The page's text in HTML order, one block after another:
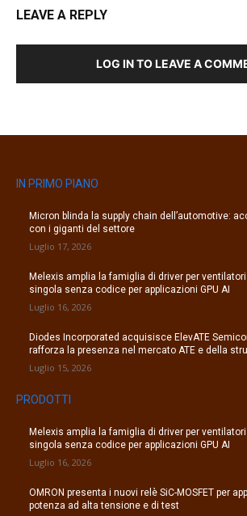
LEAVE A REPLY
LOG IN TO LEAVE A
IN PRIMO PIANO
Micron blinda la supply chain dell’automotive:
con i giganti del settore
Luglio 17, 2026
Melexis amplia la famiglia di driver per ventilatori
singola senza codice per applicazioni GPU AI
Luglio 16, 2026
Diodes Incorporated acquisisce ElevATE
rafforza la presenza nel mercato ATE e della
Luglio 15, 2026
PRODOTTI
Melexis amplia la famiglia di driver per ventilatori
singola senza codice per applicazioni GPU AI
Luglio 16, 2026
OMRON presenta i nuovi relè SiC-MOSFET per
potenza ad alta tensione e di test